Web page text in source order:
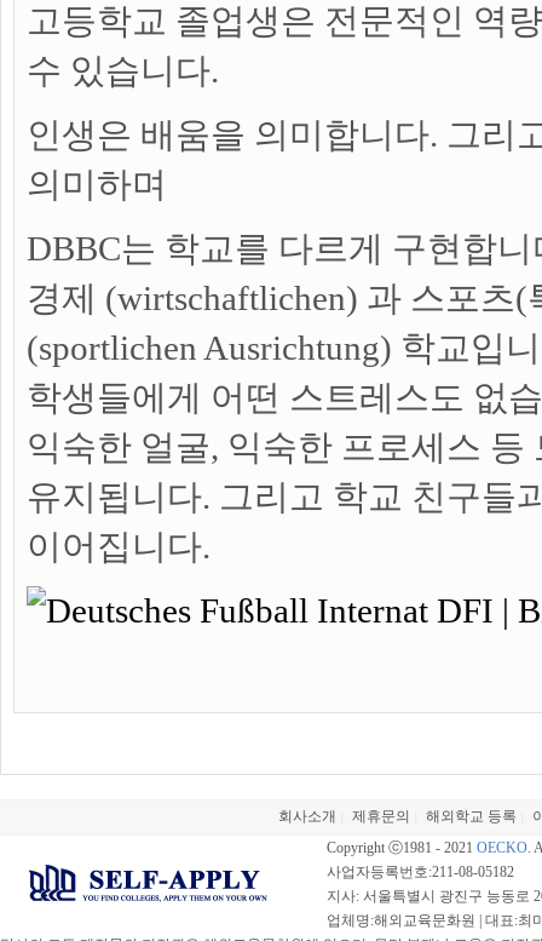
고등학교 졸업생은 전문적인 역
수 있습니다.
인생은 배움을 의미합니다. 그리
의미하며
DBBC는 학교를 다르게 구현합
경제 (wirtschaftlichen) 과 스포츠
(sportlichen Ausrichtung) 학교입
학생들에게 어떤 스트레스도 없
익숙한 얼굴, 익숙한 프로세스 등
유지됩니다. 그리고 학교 친구들
이어집니다.
회사소개 제휴문의 해외학교 등록
Copyright ⓒ1981 - 2021 OECKO.
사업자등록번호:211-08-05182
지사: 서울특별시 광진구 능동로
업체명:해외교육문화원 | 대표:최